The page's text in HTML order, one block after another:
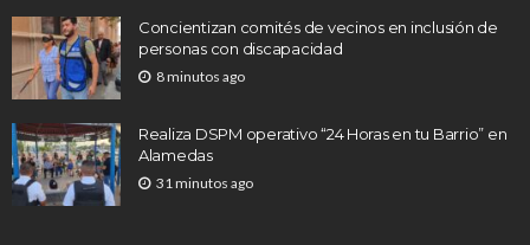
Concientizan comités de vecinos en inclusión de
personas con discapacidad
8 minutos ago
Realiza DSPM operativo “24 Horas en tu Barrio” en
Alamedas
31 minutos ago